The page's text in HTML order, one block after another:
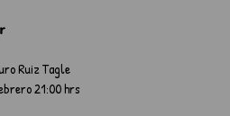
elenco: Arturo Ruiz Tagle
21:00 hrs